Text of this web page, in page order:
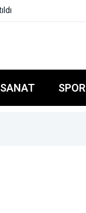
ilk sırada yer aldı
SPOR